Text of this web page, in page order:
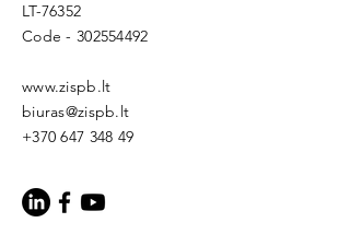
LT-76352
Code - 302554492
www.zispb.lt
biuras@zispb.lt
+370 647 348 49